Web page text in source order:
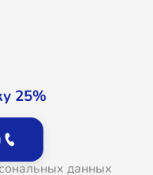
25%
данных